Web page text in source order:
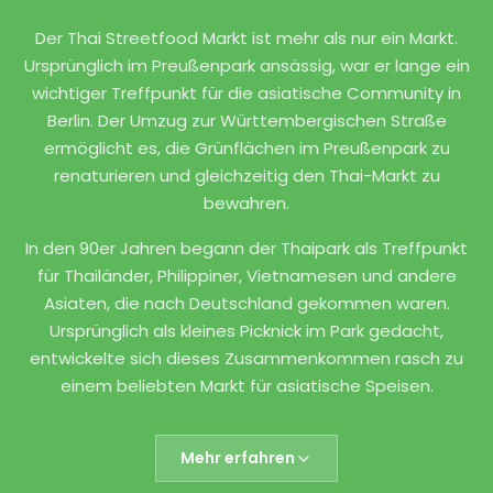
Gebratener Reis mit Schweinefleisch, Basilikum
und Gemüse, serviert mit Spiegelei.
5677
Thailändische Knoblauchwurst aus
Schweinefleisch, Knoblauch und verschiedenen
Gewürzen, gegrillt serviert.
8818
Frittierte Schweinerippchen
Der Thai Streetfood Markt ist mehr als nur ein Markt.
Ursprünglich im Preußenpark ansässig, war er lange ein
wichtiger Treffpunkt für die asiatische Community in
Berlin. Der Umzug zur Württembergischen Straße
ermöglicht es, die Grünflächen im Preußenpark zu
renaturieren und gleichzeitig den Thai-Markt zu
bewahren.
In den 90er Jahren begann der Thaipark als Treffpunkt
für Thailänder, Philippiner, Vietnamesen und andere
Asiaten, die nach Deutschland gekommen waren.
Ursprünglich als kleines Picknick im Park gedacht,
entwickelte sich dieses Zusammenkommen rasch zu
einem beliebten Markt für asiatische Speisen.
Die authentischen Gerichte und die einladende
Atmosphäre zogen immer mehr Besucher an, wodurch
der Thaipark zu einem kulturellen Treffpunkt sowohl für
Mehr erfahren